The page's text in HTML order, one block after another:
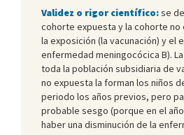
Validez o rigor científico:se
cohorte expuesta y la cohorte no
la exposición (la vacunación) y el
enfermedad meningocócica B).
toda la población subsidiaria de
no expuesta la forman los niños
periodo los años previos, pero
probable sesgo (porque en el
haber una disminución de la